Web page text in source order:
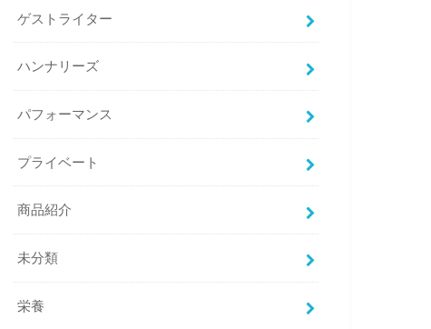
ゲストライター
ハンナリーズ
パフォーマンス
プライベート
商品紹介
未分類
栄養